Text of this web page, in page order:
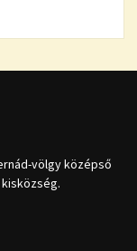
völgy középső